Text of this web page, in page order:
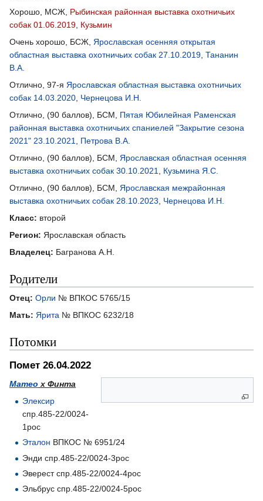
Хорошо, МСЖ, Рыбинская районная выставка охотничьих
собак 01.06.2019 Кузьмин
Очень хорошо, БСЖ, Ярославская осенняя открытая
областная выставка охотничьих собак 27.10.2019 Тананин
В.А.
Отлично, 97-я Ярославская областная выставка охотничьих
собак 14.03.2020 Чернецова И.Н.
Отлично, (90 баллов), БСМ, Пятая Юбилейная Раменская
районная выставка охотничьих спаниелей "Закрытие сезона
2021" 23.10.2021
Петрова В.А.
Отлично, (90 баллов), БСМ, Ярославская областная осенняя
выставка охотничьих собак 30.10.2021
Кузьмина Я.С.
Отлично, (90 баллов), БСМ, Ярославская межрайонная
выставка охотничьих собак 28.10.2023
Чернецова И.Н.
Класс: второй
Регион: Ярославская область
Владелец: Багранова А.Н.
Родители
Отец: Орли № ВПКОС 5765/15
Мать: Ярита № ВПКОС 6232/18
Потомки
Помет 26.04.2022
Матео х Финта
Элексир
спр.485-22/0024-
1рос
Эталон ВПКОС № 6951/24
Энди спр.485-22/0024-3рос
Эверест спр.485-22/0024-4рос
Эльбрус спр.485-22/0024-5рос